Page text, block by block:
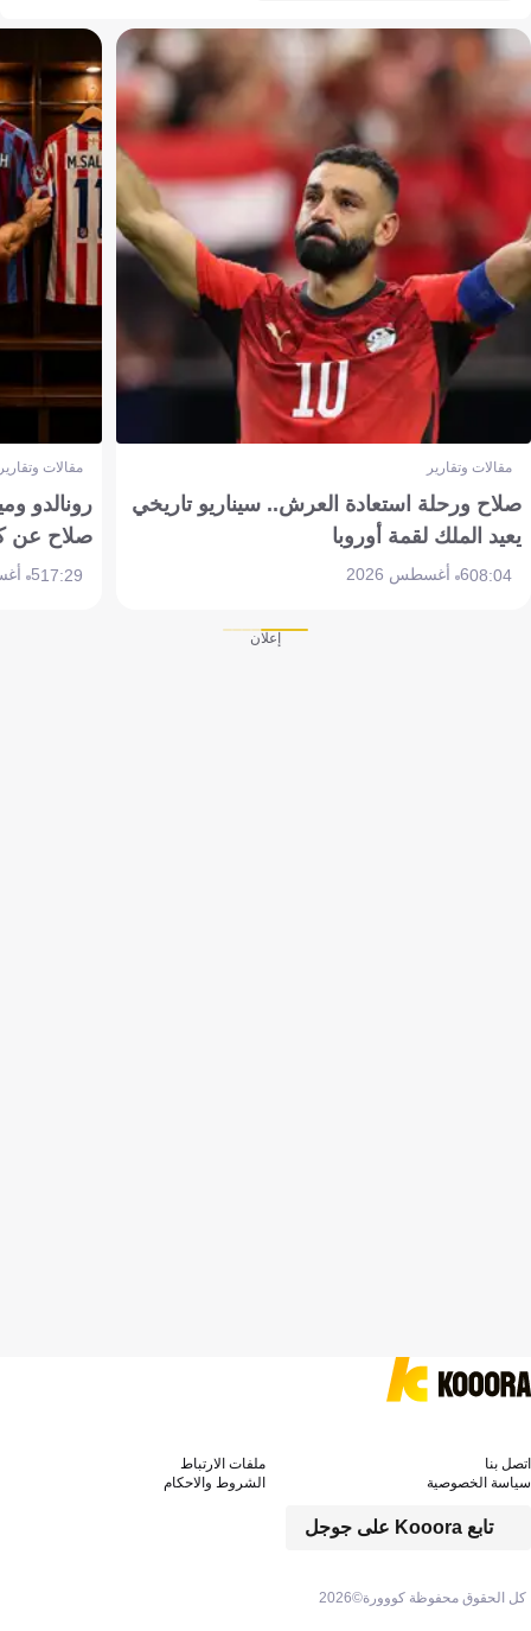
مقالات وتقارير
صلاح ورحلة استعادة العرش.. سيناريو تاريخي
يعيد الملك لقمة أوروبا
08:046 أغسطس 2026
مقالات
رونالدو
صلاح عن
17:295 أغسطس 2026
إعلان
كل الحقوق محفوظة كووورة©2026
تابع Kooora على جوجل
اتصل بنا
ملفات الارتباط
سياسة الخصوصية
الشروط والاحكام